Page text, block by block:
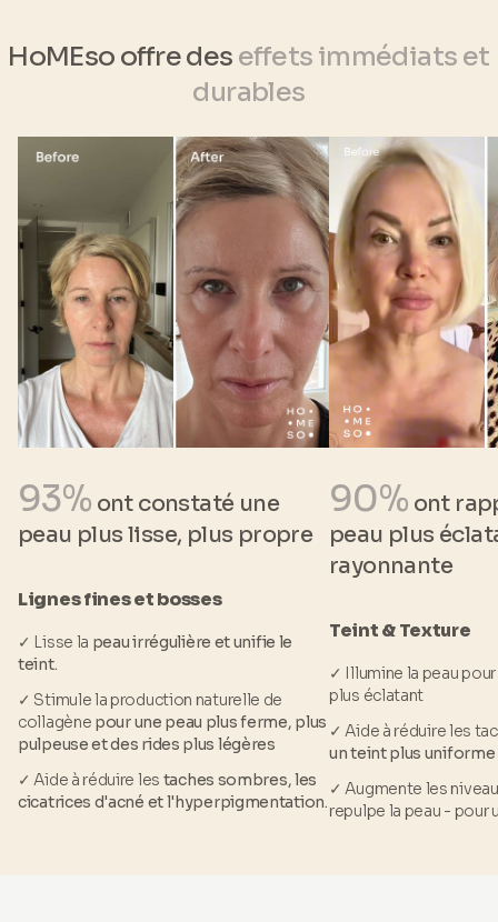
HoMEso offre des effets immédiats et
durables
93% ont constaté une
peau plus lisse, plus propre
Lignes fines et bosses
✓ Lisse la peau irrégulière et unifie le
teint.
✓ Stimule la production naturelle de
collagène pour une peau plus ferme, plus
pulpeuse et des rides plus légères
✓ Aide à réduire les taches sombres, les
cicatrices d'acné et l'hyperpigmentation.
90% ont
peau plus
rayonnante
Teint & Texture
✓ Illumine la peau
plus éclatant
✓ Aide à réduire les
un teint plus uniforme
✓ Augmente les
repulpe la peau - pour